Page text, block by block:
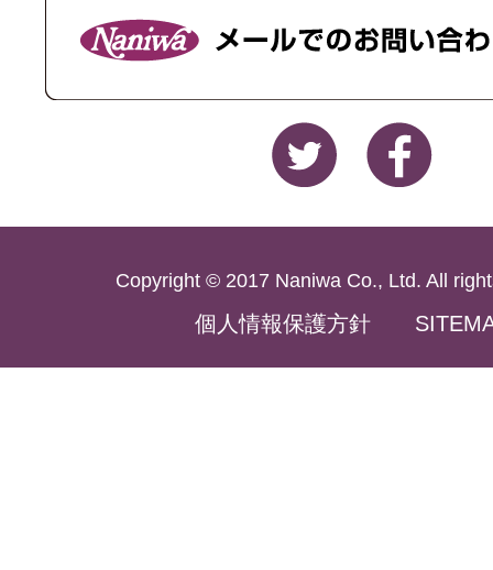
Copyright © 2017 Naniwa Co., Ltd. All
個人情報保護方針